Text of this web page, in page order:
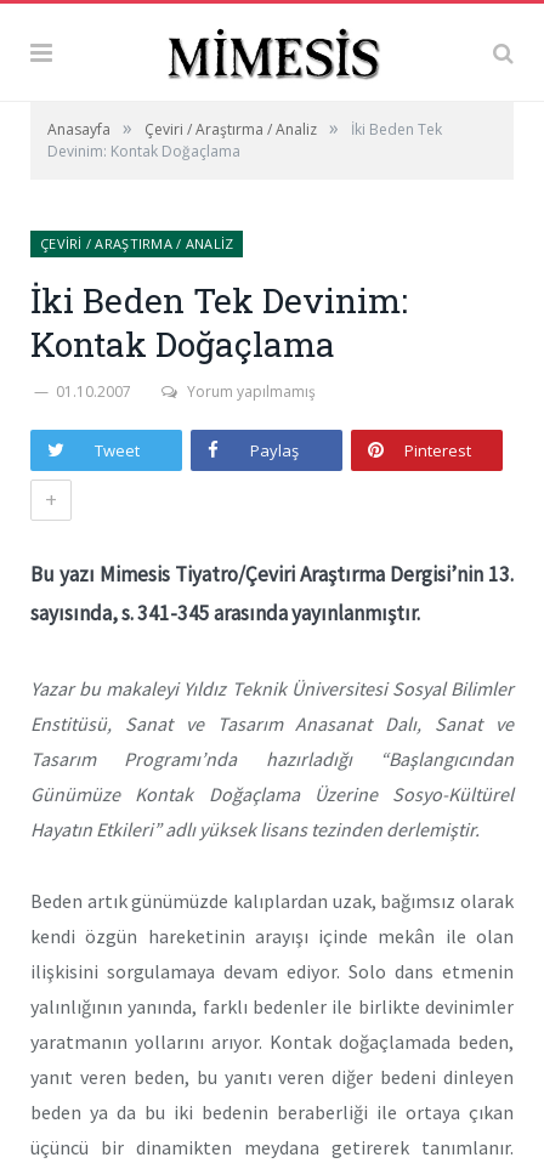
Anasayfa » Çeviri / Araştırma / Analiz »
İki Beden Tek
Devinim: Kontak Doğaçlama
ÇEVIRI / ARAŞTIRMA / ANALIZ
İki Beden Tek Devinim:
Kontak Doğaçlama
01.10.2007 Yorum yapılmamış
Tweet Paylaş Pinterest
+
Bu yazı Mimesis Tiyatro/Çeviri Araştırma Dergisi’nin 13.
sayısında, s. 341-345 arasında yayınlanmıştır.
Yazar bu makaleyi Yıldız Teknik Üniversitesi Sosyal Bilimler
Enstitüsü, Sanat ve Tasarım Anasanat Dalı, Sanat ve
Tasarım Programı’nda hazırladığı “Başlangıcından
Günümüze Kontak Doğaçlama Üzerine Sosyo-Kültürel
Hayatın Etkileri” adlı yüksek lisans tezinden derlemiştir.
Beden artık günümüzde kalıplardan uzak, bağımsız olarak
kendi özgün hareketinin arayışı içinde mekân ile olan
ilişkisini sorgulamaya devam ediyor. Solo dans etmenin
yalınlığının yanında, farklı bedenler ile birlikte devinimler
yaratmanın yollarını arıyor. Kontak doğaçlamada beden,
yanıt veren beden, bu yanıtı veren diğer bedeni dinleyen
beden ya da bu iki bedenin beraberliği ile ortaya çıkan
üçüncü bir dinamikten meydana getirerek tanımlanır.